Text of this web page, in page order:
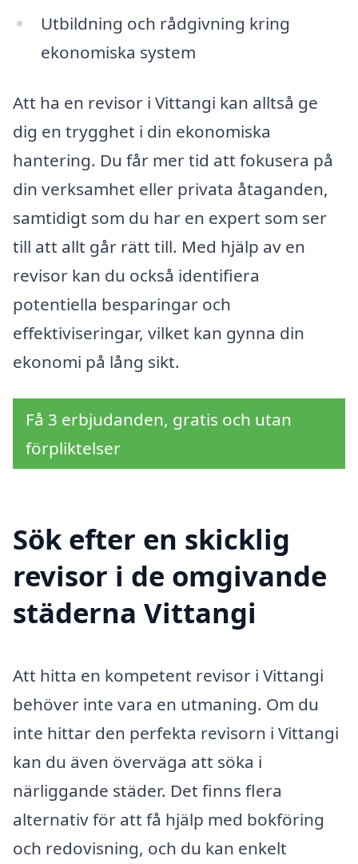
Utbildning och rådgivning kring
ekonomiska system
Att ha en revisor i Vittangi kan alltså ge
dig en trygghet i din ekonomiska
hantering. Du får mer tid att fokusera på
din verksamhet eller privata åtaganden,
samtidigt som du har en expert som ser
till att allt går rätt till. Med hjälp av en
revisor kan du också identifiera
potentiella besparingar och
effektiviseringar, vilket kan gynna din
ekonomi på lång sikt.
Få 3 erbjudanden, gratis och utan
förpliktelser
Sök efter en skicklig
revisor i de omgivande
städerna Vittangi
Att hitta en kompetent revisor i Vittangi
behöver inte vara en utmaning. Om du
inte hittar den perfekta revisorn i Vittangi
kan du även överväga att söka i
närliggande städer. Det finns flera
alternativ för att få hjälp med bokföring
och redovisning, och du kan enkelt